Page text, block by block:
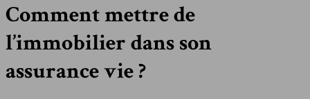
Comment mettre de
l’immobilier dans son
assurance vie ?